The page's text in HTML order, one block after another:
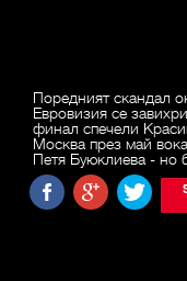
Поредният скандал
Евровизия се
финал спечели
Москва през май
Петя Буюклиева - но